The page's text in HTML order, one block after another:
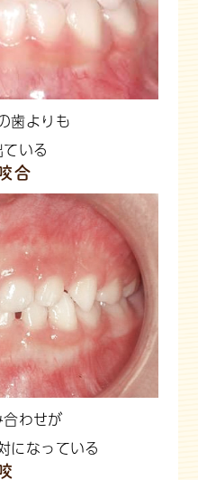
歯よりも
いる
合
合わせが
になっている